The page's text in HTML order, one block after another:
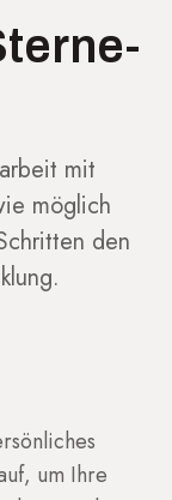
mit
möglich
den
um Ihre